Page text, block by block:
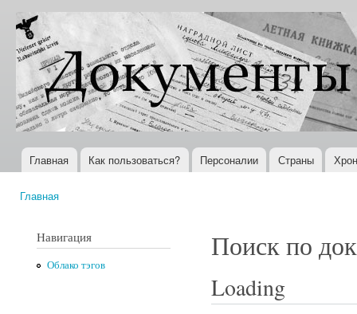
Документы
XX века
Всемирная
история в
Интернете
Главное меню
Главная Как пользоваться? Персоналии Страны
Главная
Навигация
Облако тэгов
Поиск по
Loading